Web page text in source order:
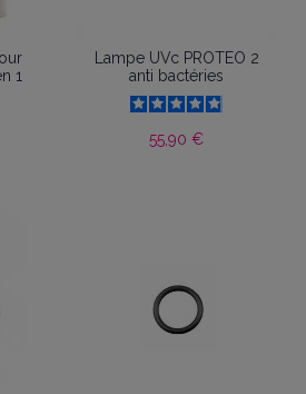
1
Lampe UVc PROTEO 2
anti bactéries
55,90 €